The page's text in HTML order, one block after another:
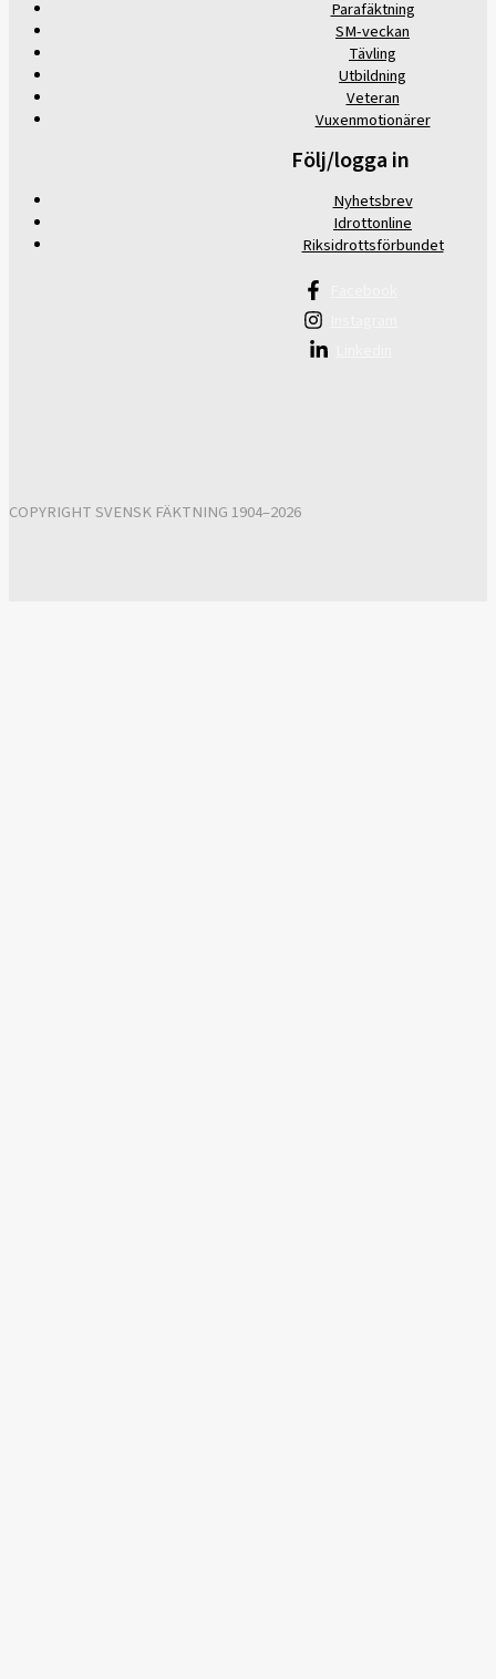
Parafäktning
SM-veckan
Tävling
Utbildning
Veteran
Vuxenmotionärer
Följ/logga in
Nyhetsbrev
Idrottonline
Riksidrottsförbundet
COPYRIGHT SVENSK FÄKTNING 1904–2026